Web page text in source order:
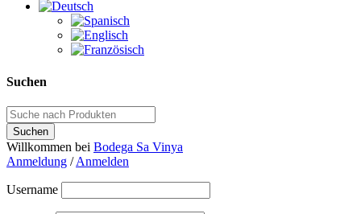
Suchen
Willkommen bei Bodega Sa Vinya
Anmeldung /Anmelden
Username